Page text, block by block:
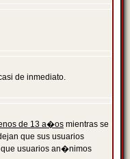
de inmediato.
de 13 a�os mientras se
que sus usuarios
que usuarios an�nimos